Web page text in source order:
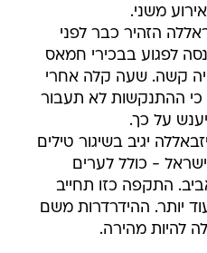
משני.
הזהיר כבר לפני
לפגוע בבכירי חמאס
קשה. שעה קלה אחרי
כי ההתנקשות לא תעבור
על כך.
יגיב בשיגור טילים
- כולל לערים
התקפה כזו תחייב
יותר. ההידרדרות משם
להיות מהירה.